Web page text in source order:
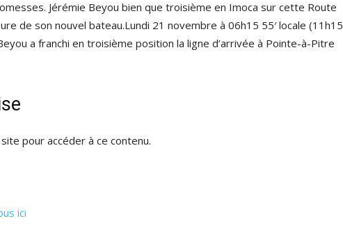
Jérémie Beyou bien que troisième en Imoca sur cette Route
de son nouvel bateau.Lundi 21 novembre à 06h15 55′ locale (11h15
a franchi en troisième position la ligne d’arrivée à Pointe-à-Pitre
pour accéder à ce contenu.
ici